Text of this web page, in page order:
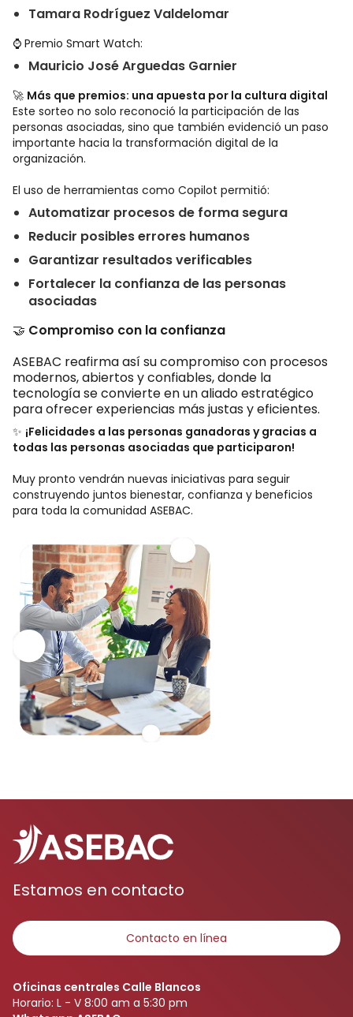
Tamara Rodríguez Valdelomar
⌚ Premio Smart Watch:
Mauricio José Arguedas Garnier
🚀 Más que premios: una apuesta por la cultura digital
Este sorteo no solo reconoció la participación de las
personas asociadas, sino que también evidenció un paso
importante hacia la transformación digital de la
organización.
El uso de herramientas como Copilot permitió:
Automatizar procesos de forma segura
Reducir posibles errores humanos
Garantizar resultados verificables
Fortalecer la confianza de las personas
asociadas
🤝 Compromiso con la confianza
ASEBAC reafirma así su compromiso con procesos
modernos, abiertos y confiables, donde la
tecnología se convierte en un aliado estratégico
para ofrecer experiencias más justas y eficientes.
✨ ¡Felicidades a las personas ganadoras y gracias a
todas las personas asociadas que participaron!
Muy pronto vendrán nuevas iniciativas para seguir
construyendo juntos bienestar, confianza y beneficios
para toda la comunidad ASEBAC.
Estamos en contacto
Contacto en línea
Oficinas centrales Calle Blancos
Horario: L - V 8:00 am a 5:30 pm